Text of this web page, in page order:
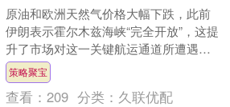
原油和欧洲天然气价格大幅下跌，此前
伊朗表示霍尔木兹海峡“完全开放”，这提
升了市场对这一关键航运通道所遭遇的
前所未有干扰可能即将结束的期待。 伦
敦布伦特原油期货回....
策略聚宝
查看：209 分类： 久联优配